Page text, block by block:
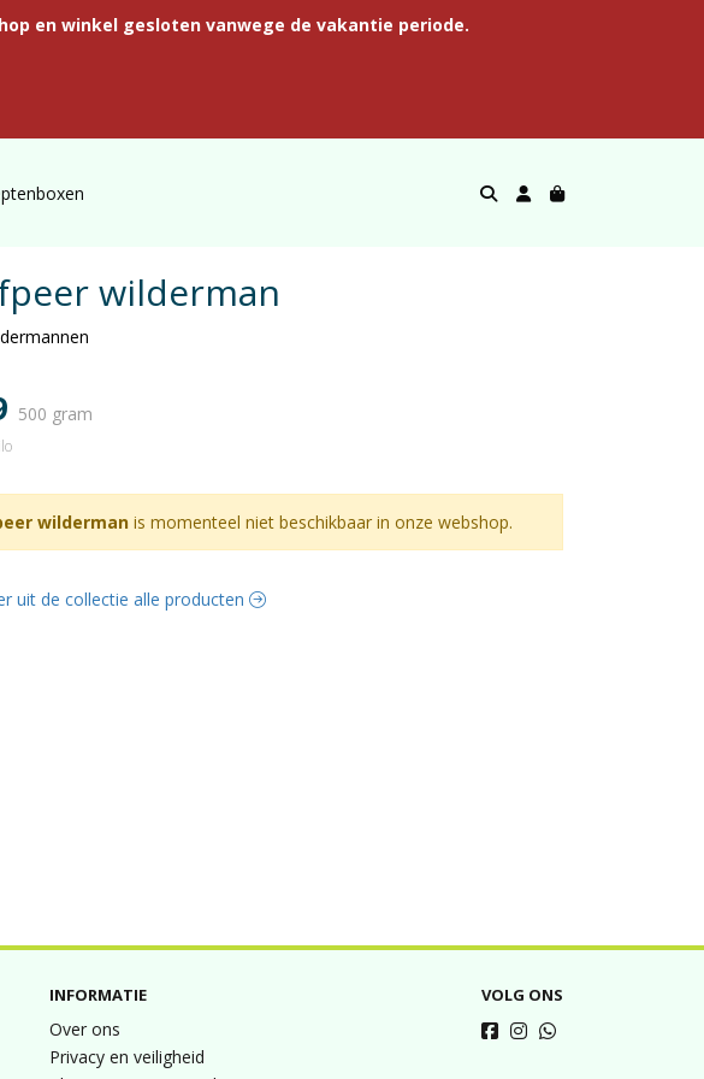
en winkel gesloten vanwege de vakantie periode.
wilderman
500 gram
wilderman is momenteel niet beschikbaar in onze webshop.
uit de collectie alle producten
INFORMATIE
Over ons
Privacy en veiligheid
VOLG ONS